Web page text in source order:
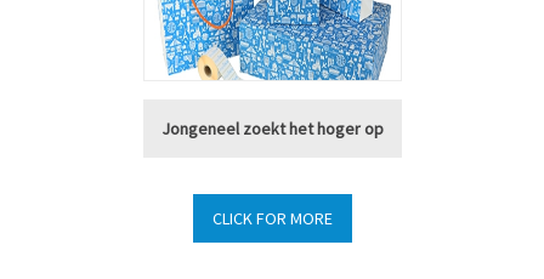
Jongeneel zoekt het hoger op
CLICK FOR MORE